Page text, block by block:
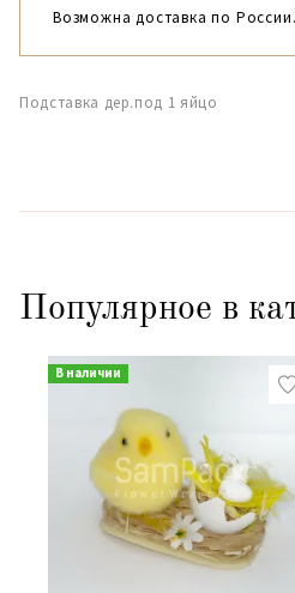
Возможна доставка по России.
Подставка дер.под 1 яйцо
Популярное в
В наличии